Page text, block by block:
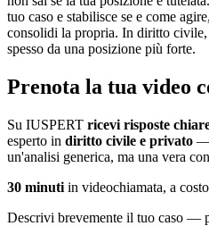
tuo caso e stabilisce se e come
consolidi la propria. In diritto
spesso da una posizione più forte.
Prenota la tua video
Su IUSPERT ricevi risposte
esperto in diritto civile e privato —
un'analisi generica, ma una vera
30 minuti in videochiamata, a
Descrivi brevemente il tuo caso —